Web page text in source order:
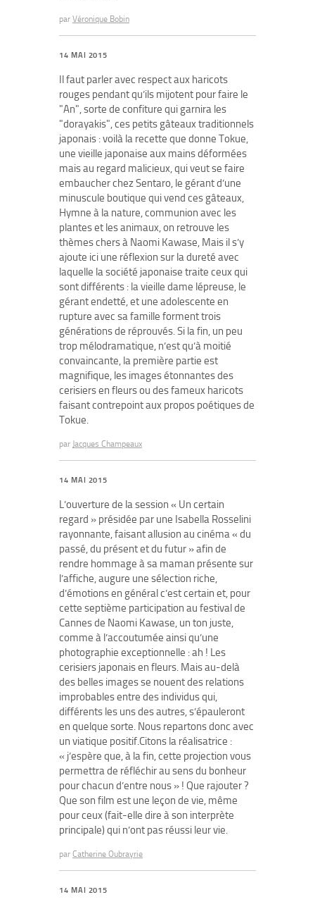
par Véronique Bobin
14 MAI 2015
Il faut parler avec respect aux haricots
rouges pendant qu’ils mijotent pour faire le
"An", sorte de confiture qui garnira les
"dorayakis", ces petits gâteaux traditionnels
japonais : voilà la recette que donne Tokue,
une vieille japonaise aux mains déformées
mais au regard malicieux, qui veut se faire
embaucher chez Sentaro, le gérant d’une
minuscule boutique qui vend ces gâteaux,
Hymne à la nature, communion avec les
plantes et les animaux, on retrouve les
thèmes chers à Naomi Kawase, Mais il s’y
ajoute ici une réflexion sur la dureté avec
laquelle la société japonaise traite ceux qui
sont différents : la vieille dame lépreuse, le
gérant endetté, et une adolescente en
rupture avec sa famille forment trois
générations de réprouvés. Si la fin, un peu
trop mélodramatique, n’est qu’à moitié
convaincante, la première partie est
magnifique, les images étonnantes des
cerisiers en fleurs ou des fameux haricots
faisant contrepoint aux propos poétiques de
Tokue.
par Jacques Champeaux
14 MAI 2015
L’ouverture de la session « Un certain
regard » présidée par une Isabella Rosselini
rayonnante, faisant allusion au cinéma « du
passé, du présent et du futur » afin de
rendre hommage à sa maman présente sur
l’affiche, augure une sélection riche,
d’émotions en général c’est certain et, pour
cette septième participation au festival de
Cannes de Naomi Kawase, un ton juste,
comme à l’accoutumée ainsi qu’une
photographie exceptionnelle : ah ! Les
cerisiers japonais en fleurs. Mais au-delà
des belles images se nouent des relations
improbables entre des individus qui,
différents les uns des autres, s’épauleront
en quelque sorte. Nous repartons donc avec
un viatique positif.Citons la réalisatrice :
« j’espère que, à la fin, cette projection vous
permettra de réfléchir au sens du bonheur
pour chacun d’entre nous » ! Que rajouter ?
Que son film est une leçon de vie, même
pour ceux (fait-elle dire à son interprète
principale) qui n’ont pas réussi leur vie.
par Catherine Oubrayrie
14 MAI 2015